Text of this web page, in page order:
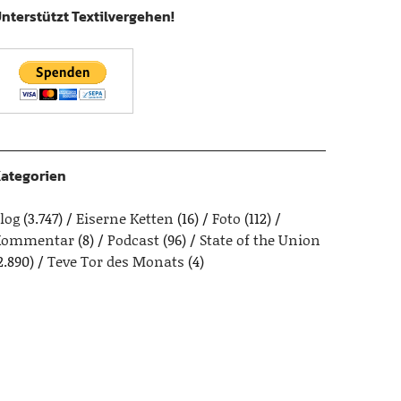
Textilvergehen!
(3.747) Eiserne Ketten (16) Foto (112)
(8) Podcast(96)
State of the Union
Teve Tor des Monats (4)